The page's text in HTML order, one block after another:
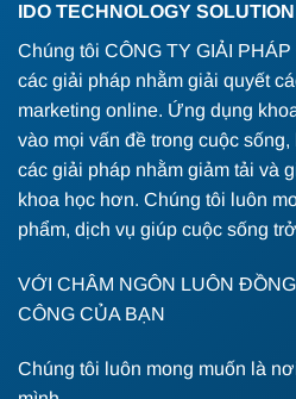
IDO TECHNOLOGY SOLUTION
Chúng tôi CÔNG TY GIẢI
các giải pháp nhằm giải quyết
marketing online. Ứng dụng
vào mọi vấn đề trong cuộc
các giải pháp nhằm giảm tải và
khoa học hơn. Chúng tôi luôn
phẩm, dịch vụ giúp cuộc sống
VỚI CHÂM NGÔN LUÔN
CÔNG CỦA BẠN
Chúng tôi luôn mong muốn là